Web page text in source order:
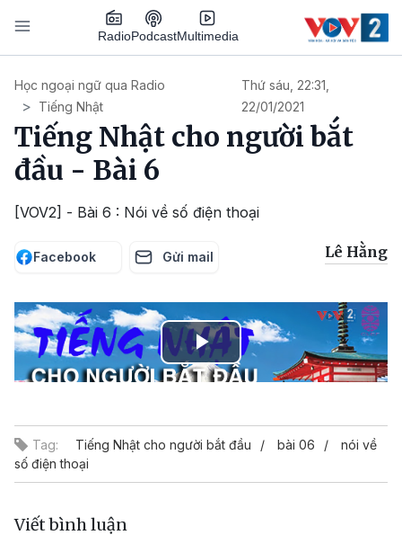
Nhảy đến nội dung
RadioPodcastMultimedia
Học ngoại ngữ qua Radio
Tiếng Nhật
Thứ sáu, 22:31,
22/01/2021
Tiếng Nhật cho người bắt
đầu - Bài 6
[VOV2] - Bài 6 : Nói về số điện thoại
Facebook Gửi mail Lê Hằng
Play
Tag: Tiếng Nhật cho người bắt đầu bài 06
nói về
số điện thoại
Viết bình luận